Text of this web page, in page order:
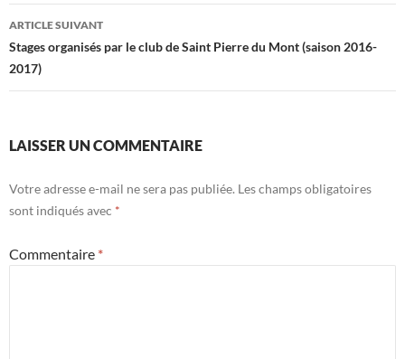
articles
ARTICLE SUIVANT
Stages organisés par le club de Saint Pierre du Mont (saison 2016-
2017)
LAISSER UN COMMENTAIRE
Votre adresse e-mail ne sera pas publiée. Les champs obligatoires
sont indiqués avec *
Commentaire *